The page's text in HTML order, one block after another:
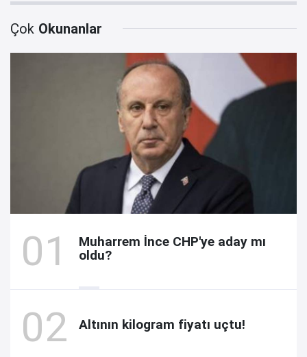
Çok Okunanlar
Muharrem İnce CHP'ye aday mı
oldu?
Altının kilogram fiyatı uçtu!